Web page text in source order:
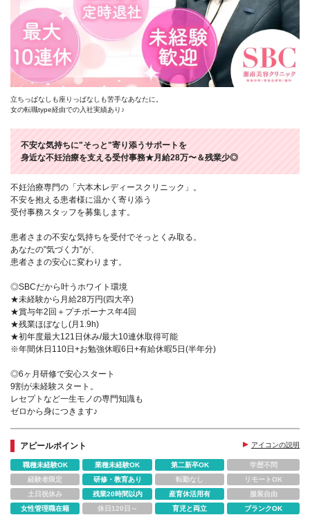
立ちっぱなしも座りっぱなしも苦手なあなたに。
女の転職type経由での入社実績あり♪
不安な気持ちに"そっと"寄り添うサポートを
身近な不妊治療を支える受付事務★月給28万〜＆残業少◎
不妊治療専門の「六本木レディースクリニック」。
不安を抱える患者様に温かく寄り添う
受付事務スタッフを募集します。
患者さまの不安な気持ちを受付でそっとくみ取る。
あなたの"気づく力"が、
患者さまの安心に変わります。
◎SBCだから叶うホワイト環境
★未経験から月給28万円(四大卒)
★賞与年2回＋プチボーナス年4回
★残業ほぼなし(月1.9h)
★初年度最大121日休み/最大10連休取得可能
※年間休日110日+お勉強休暇6日+有給休暇5日(半年分)
◎6ヶ月研修で安心スタート
9割が未経験スタート。
レセプトなど一生モノの専門知識も
ゼロから身につきます♪
アピールポイント アイコンの説明
職種未経験OK 業種未経験OK 第二新卒OK
学歴不問
経験者限定
研修・教育あり 転勤なし
リモートOK
土日祝休み
残業20時間以内 産育休活用有
服装自由
女性管理職在籍
休日120日～ 育児と両立
ブランクOK